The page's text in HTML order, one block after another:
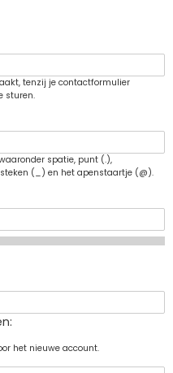
tenzij je contactformulier
sturen.
spatie, punt (.),
(_) en het apenstaartje (@).
het nieuwe account.